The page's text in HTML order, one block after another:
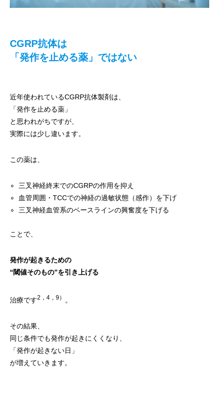
CGRP抗体は
「発作を止める薬」ではない
近年使われているCGRP抗体製剤は、
「発作を止める薬」
と思われがちですが、
実際には少し違います。
この薬は、
三叉神経終末でのCGRPの作用を抑え
血管周囲・TCCでの神経の過敏状態（感作）を下げ
三叉神経血管系のベースラインの興奮度を下げる
ことで、
発作が起きるための
“閾値そのもの”を引き上げる
治療です2，4，9） 。
その結果、
同じ条件でも発作が起きにくくなり、
「発作が起きない日」
が増えていきます。